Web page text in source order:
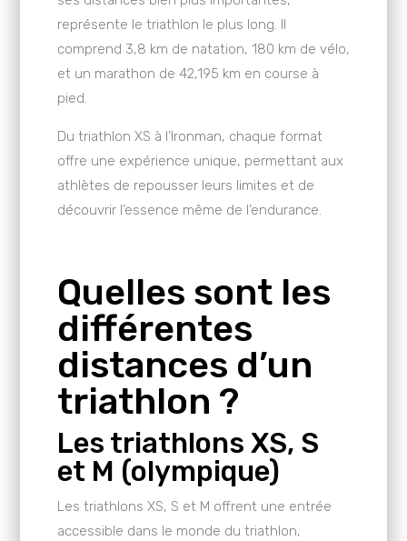
représente le triathlon le plus long. Il
comprend 3,8 km de natation, 180 km de vélo,
et un marathon de 42,195 km en course à
pied.
Du triathlon XS à l’Ironman, chaque format
offre une expérience unique, permettant aux
athlètes de repousser leurs limites et de
découvrir l’essence même de l’endurance.
Quelles sont les
différentes
distances d’un
triathlon ?
Les triathlons XS, S
et M (olympique)
Les triathlons XS, S et M offrent une entrée
accessible dans le monde du triathlon,